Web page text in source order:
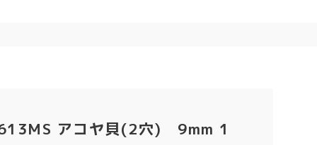
アコヤ貝(2穴) 9mm 1